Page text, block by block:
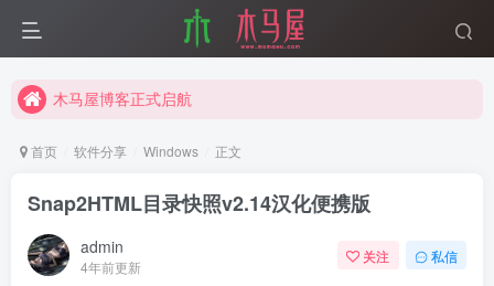
木马屋博客正式启航
互联网分享精神
木马屋博客正式启航
首页 软件分享 Windows 正文
Snap2HTML目录快照v2.14汉化便携版
admin
4年前更新
关注 私信